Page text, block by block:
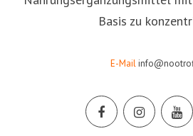
Basis zu
E-Mail